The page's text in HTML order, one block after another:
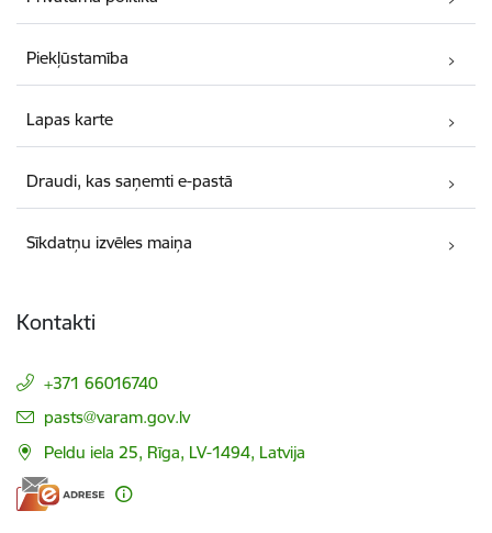
Piekļūstamība
Lapas karte
Draudi, kas saņemti e-pastā
Sīkdatņu izvēles maiņa
Kontakti
+371 66016740
E-pasts:
pasts@varam.gov.lv
Peldu iela 25, Rīga, LV-1494, Latvija